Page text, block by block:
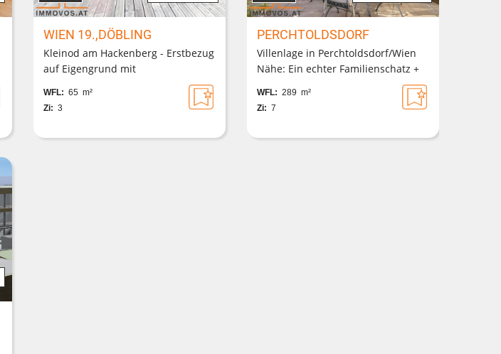
WIEN 19.,DÖBLING
Kleinod am Hackenberg - Erstbezug
auf Eigengrund mit
WFL: 65 m²
Zi: 3
PERCHTOLDSDORF
Villenlage in Perchtoldsdorf/Wien
Nähe: Ein echter Familienschatz +
erholsame Ruhelage + 3 Freiflächen
+ 4 Stellplätze
WFL: 289 m²
Zi: 7